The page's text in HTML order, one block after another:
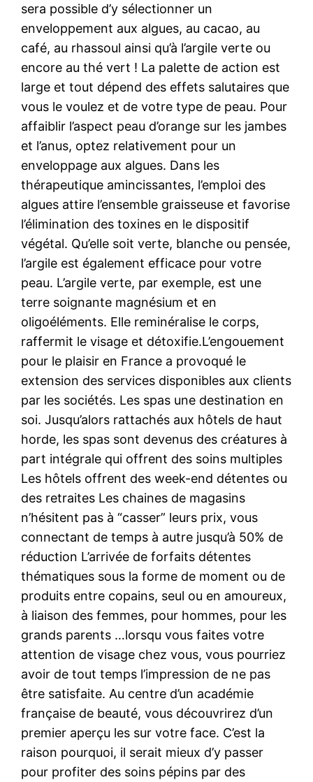
sera possible d’y sélectionner un
enveloppement aux algues, au cacao, au
café, au rhassoul ainsi qu’à l’argile verte ou
encore au thé vert ! La palette de action est
large et tout dépend des effets salutaires que
vous le voulez et de votre type de peau. Pour
affaiblir l’aspect peau d’orange sur les jambes
et l’anus, optez relativement pour un
enveloppage aux algues. Dans les
thérapeutique amincissantes, l’emploi des
algues attire l’ensemble graisseuse et favorise
l’élimination des toxines en le dispositif
végétal. Qu’elle soit verte, blanche ou pensée,
l’argile est également efficace pour votre
peau. L’argile verte, par exemple, est une
terre soignante magnésium et en
oligoéléments. Elle reminéralise le corps,
raffermit le visage et détoxifie.L’engouement
pour le plaisir en France a provoqué le
extension des services disponibles aux clients
par les sociétés. Les spas une destination en
soi. Jusqu’alors rattachés aux hôtels de haut
horde, les spas sont devenus des créatures à
part intégrale qui offrent des soins multiples
Les hôtels offrent des week-end détentes ou
des retraites Les chaines de magasins
n’hésitent pas à “casser” leurs prix, vous
connectant de temps à autre jusqu’à 50% de
réduction L’arrivée de forfaits détentes
thématiques sous la forme de moment ou de
produits entre copains, seul ou en amoureux,
à liaison des femmes, pour hommes, pour les
grands parents …lorsqu vous faites votre
attention de visage chez vous, vous pourriez
avoir de tout temps l’impression de ne pas
être satisfaite. Au centre d’un académie
française de beauté, vous découvrirez d’un
premier aperçu les sur votre face. C’est la
raison pourquoi, il serait mieux d’y passer
pour profiter des soins pépins par des